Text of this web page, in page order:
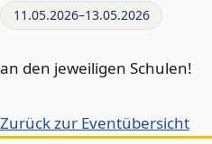
11.05.2026–13.05.2026
an den jeweiligen Schulen!
Zurück zur Eventübersicht